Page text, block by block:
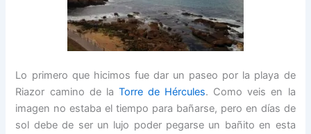
Lo primero que hicimos fue dar un paseo por la playa de
Riazor camino de la Torre de Hércules. Como veis en la
imagen no estaba el tiempo para bañarse, pero en días de
sol debe de ser un lujo poder pegarse un bañito en esta